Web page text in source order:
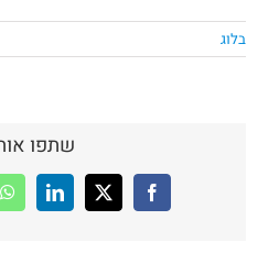
בלוג
שתפו
Facebook
X
LinkedIn